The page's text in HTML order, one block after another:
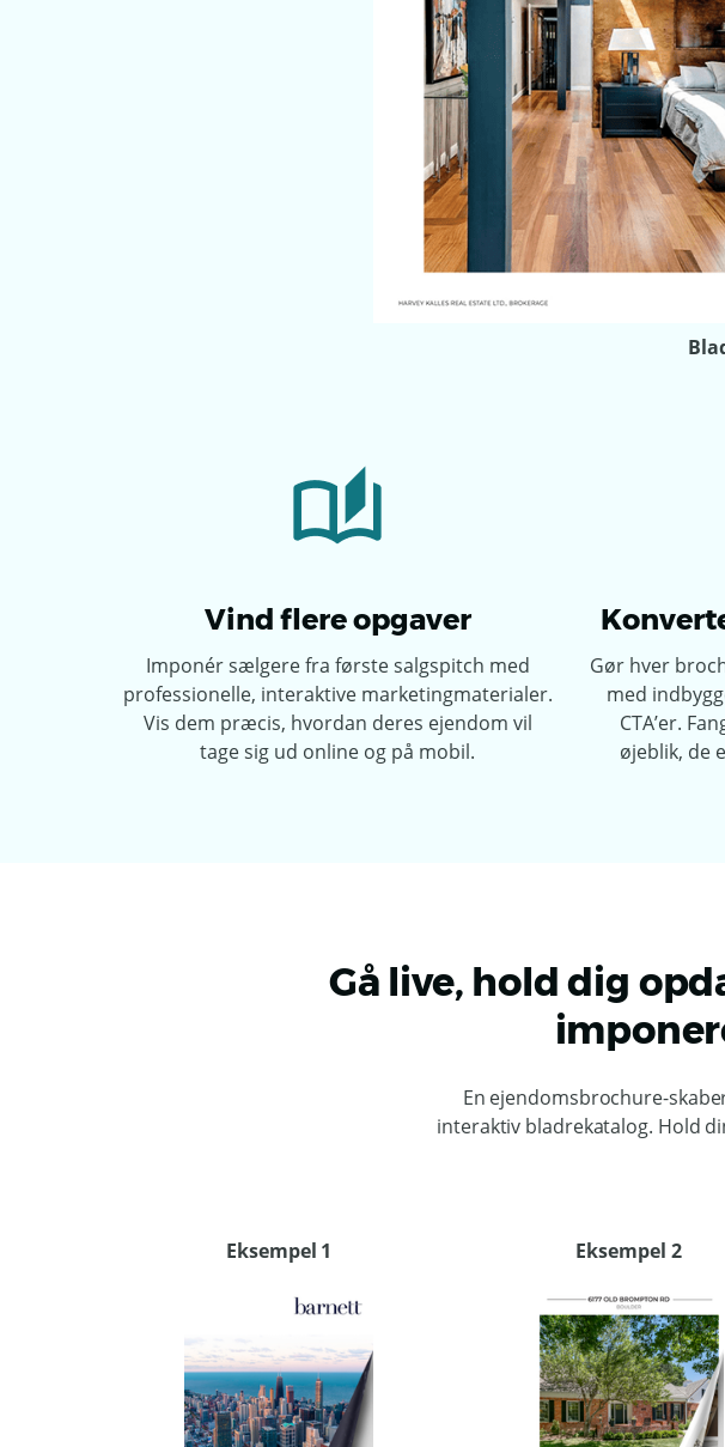
Vind flere opgaver
Imponér sælgere fra første salgspitch med
professionelle, interaktive marketingmaterialer.
Vis dem præcis, hvordan deres ejendom vil
tage sig ud online og på mobil.
Gør hver
med
CTA’er.
øjeblik, de
Gå live, hold dig
En ejendomsbrochure-
interaktiv bladrekatalog. Hold
Eksempel 1 Eksempel 2